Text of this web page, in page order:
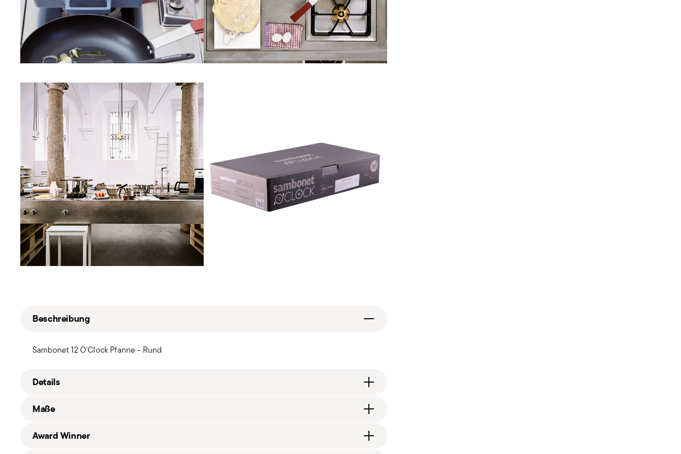
Beschreibung
Sambonet 12 O'Clock Pfanne - Rund
Details
Rot
Maße
Award Winner